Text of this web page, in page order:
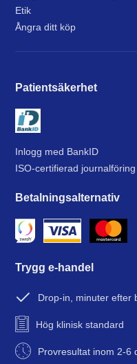
Etik
Ångra ditt köp
Patientsäkerhet
Inlogg med BankID
ISO-certifierad journalföring
Betalningsalternativ
Trygg e-handel
Drop-in, minuter efter
Hög klinisk standard
Provresultat inom 2-6